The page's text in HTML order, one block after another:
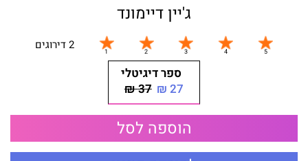
ג'יין דיימונד
2 דירוגים
ספר דיגיטלי
27 ₪
37 ₪
הוספה לסל